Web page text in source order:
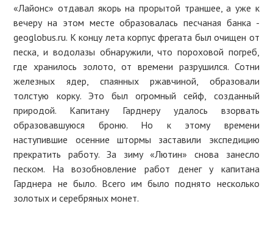
«Лайонс» отдавал якорь на прорытой траншее, а уже к
вечеру на этом месте образовалась песчаная банка -
geoglobus.ru. К концу лета корпус фрегата был очищен от
песка, и водолазы обнаружили, что пороховой погреб,
где хранилось золото, от времени разрушился. Сотни
железных ядер, спаянных ржавчиной, образовали
толстую корку. Это был огромный сейф, созданный
природой. Капитану Гарднеру удалось взорвать
образовавшуюся броню. Но к этому времени
наступившие осенние штормы заставили экспедицию
прекратить работу. За зиму «Лютин» снова занесло
песком. На возобновление работ денег у капитана
Гарднера не было. Всего им было поднято несколько
золотых и серебряных монет.